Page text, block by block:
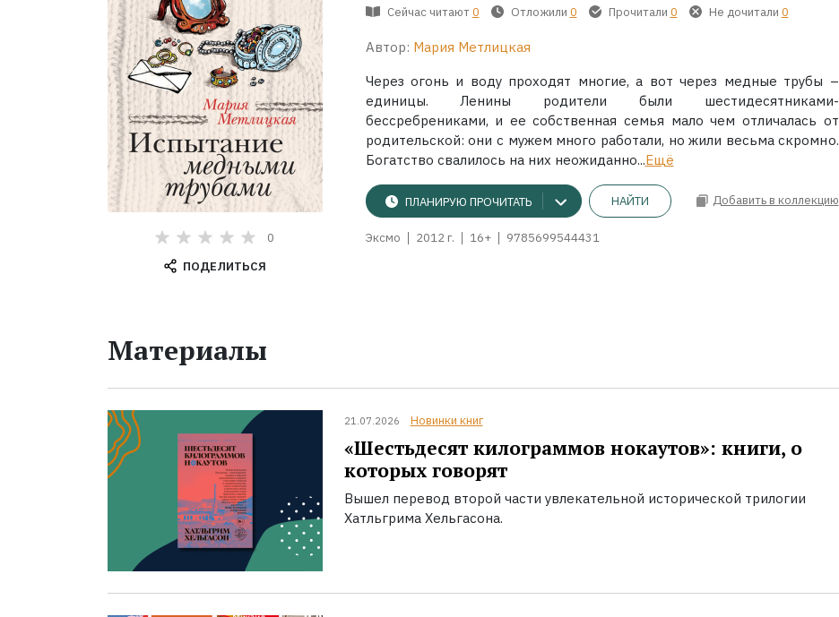
0
ПОДЕЛИТЬСЯ
Сейчас читают 0 Отложили 0 Прочитали 0 Не дочитали 0
Автор: Мария Метлицкая
Через огонь и воду проходят многие, а вот через медные трубы –
единицы. Ленины родители были шестидесятниками-
бессребрениками, и ее собственная семья мало чем отличалась от
родительской: они с мужем много работали, но жили весьма скромно.
Богатство свалилось на них неожиданно...Ещё
ПЛАНИРУЮ ПРОЧИТАТЬ НАЙТИ Добавить в коллекцию
Эксмо 2012 г. 16+ 9785699544431
Материалы
21.07.2026 Новинки книг
«Шестьдесят килограммов нокаутов»: книги, о
которых говорят
Вышел перевод второй части увлекательной исторической трилогии
Хатльгрима Хельгасона.